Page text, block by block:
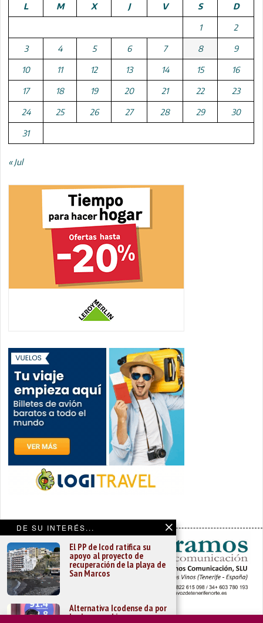
DE SU INTERÉS...
El PP de Icod ratifica su
apoyo al proyecto de
recuperación de la playa de
San Marcos
Alternativa Icodense da por
hecho un gobierno en
L
M X J V S D
1 2
3 4 5 6 7 8 9
10 11 12 13 14 15 16
17 18 19 20 21 22 23
24 25 26 27 28 29 30
31
« Jul
PORTADA YCODEN DAUTE (7)
VALLE DE LA OROTAVA (3)